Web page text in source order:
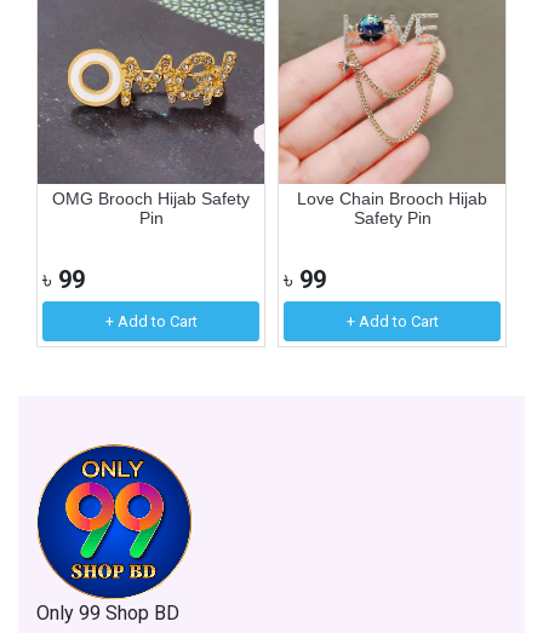
OMG Brooch Hijab Safety
Pin
৳ 99
+ Add to Cart
Love Chain Brooch Hijab
Safety Pin
৳ 99
+ Add to Cart
Only 99 Shop BD